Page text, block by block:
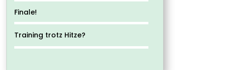
Finale!
Training trotz Hitze?